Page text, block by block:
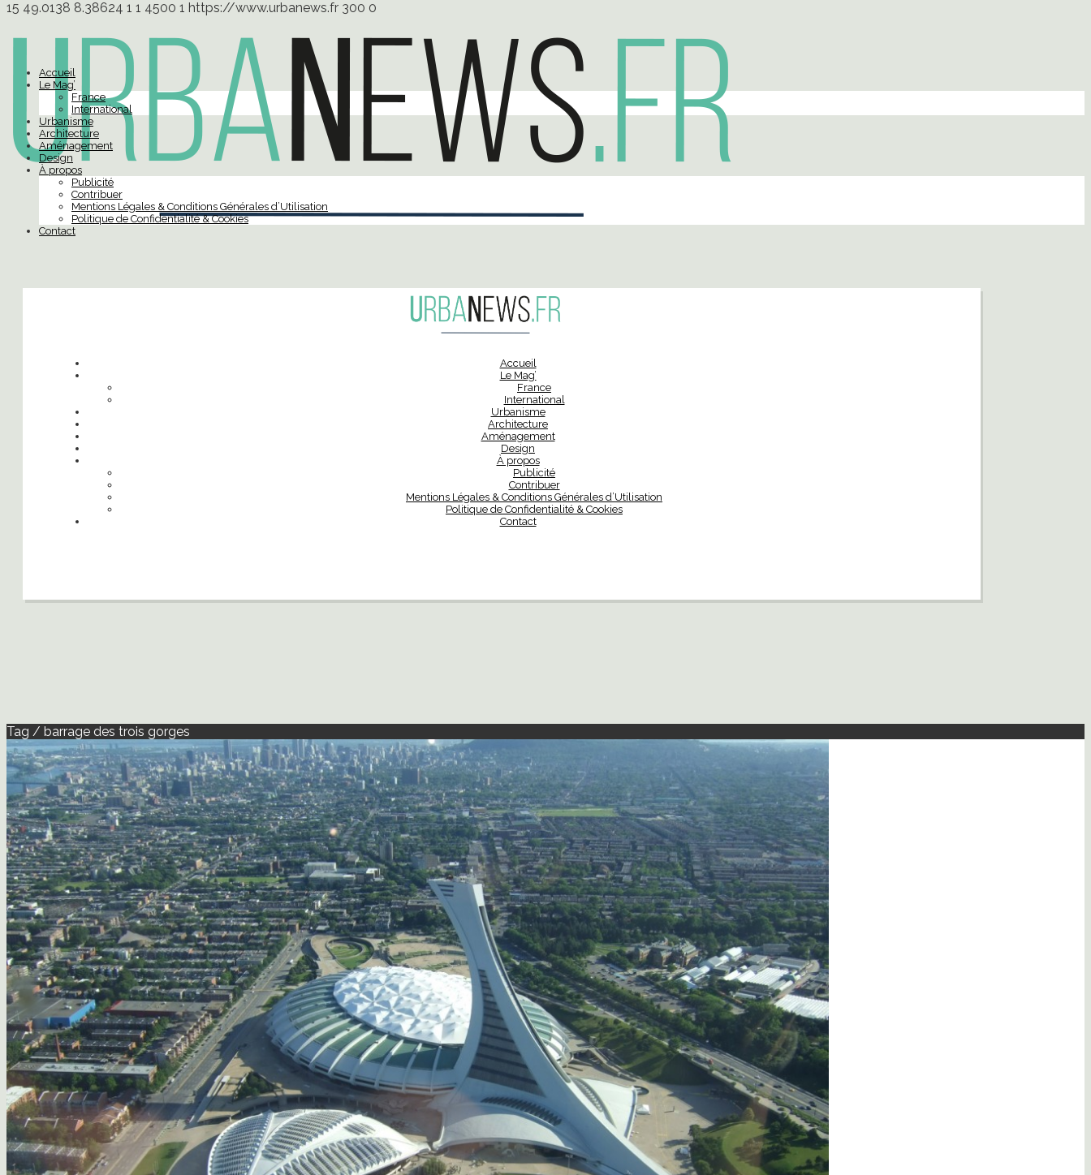
15 49.0138 8.38624 1 1 4500 1 https://www.urbanews.fr 300 0
Accueil
Le Mag’
France
International
Urbanisme
Architecture
Aménagement
Design
À propos
Publicité
Contribuer
Mentions Légales & Conditions Générales d’Utilisation
Politique de Confidentialité & Cookies
Contact
Accueil
Le Mag’
France
International
Urbanisme
Architecture
Aménagement
Design
À propos
Publicité
Contribuer
Mentions Légales & Conditions Générales d’Utilisation
Politique de Confidentialité & Cookies
Contact
Tag / barrage des trois gorges